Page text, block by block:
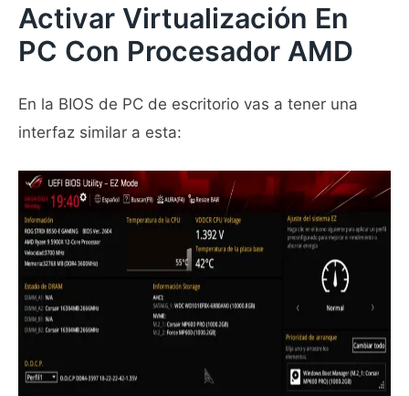
Activar Virtualización En
PC Con Procesador AMD
En la BIOS de PC de escritorio vas a tener una
interfaz similar a esta: